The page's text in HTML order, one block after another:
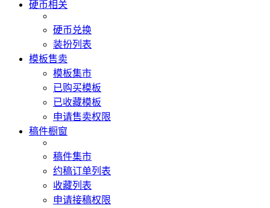
硬币相关
硬币兑换
装扮列表
模板售卖
模板集市
已购买模板
已收藏模板
申请售卖权限
稿件橱窗
稿件集市
约稿订单列表
收藏列表
申请接稿权限